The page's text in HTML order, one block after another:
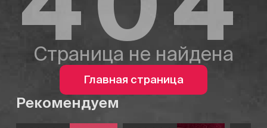
Страница не найдена
Главная страница
Рекомендуем